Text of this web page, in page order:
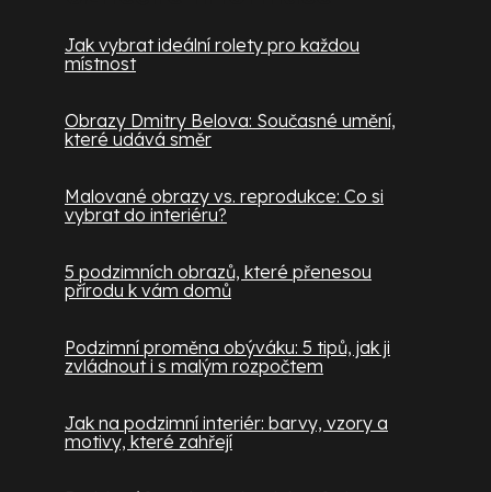
Jak vybrat ideální rolety pro každou
místnost
Obrazy Dmitry Belova: Současné umění,
které udává směr
Malované obrazy vs. reprodukce: Co si
vybrat do interiéru?
5 podzimních obrazů, které přenesou
přírodu k vám domů
Podzimní proměna obýváku: 5 tipů, jak ji
zvládnout i s malým rozpočtem
Jak na podzimní interiér: barvy, vzory a
motivy, které zahřejí